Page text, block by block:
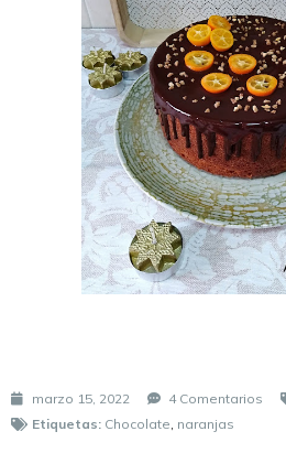
marzo 15, 2022 4 Comentarios
Etiquetas: Chocolate naranjas